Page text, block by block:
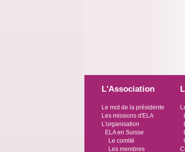
L'Association
Le mot de la présidente
Les missions d'ELA
L'organisation
ELA en Suisse
Le comité
Les membres